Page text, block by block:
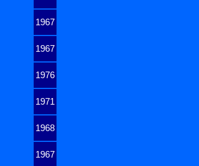
1967
1967
1976
1971
1968
1967